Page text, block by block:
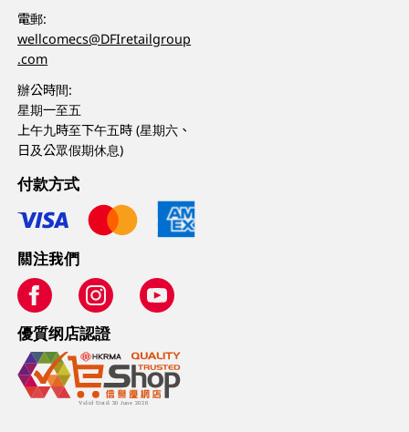
電郵:
wellcomecs@DFIretailgroup
.com
辦公時間:
星期一至五
上午九時至下午五時 (星期六、
日及公眾假期休息)
付款方式
關注我們
優質纲店認證